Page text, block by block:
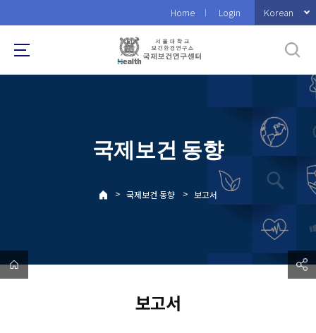
로
메
Home Login Korean
국제보건 동향
> 국제보건 동향 > 보고서
보고서